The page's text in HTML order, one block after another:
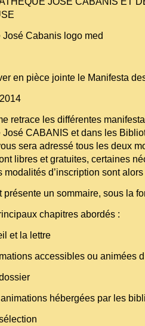
José Cabanis logo med
en pièce jointe le Manifesta
retrace les différentes
José CABANIS et dans les
sera adressé tous les deux
libres et gratuites, certaines
modalités d’inscription sont
présente un sommaire, sous la
chapitres abordés :
et la lettre
accessibles ou animées
hébergées par les